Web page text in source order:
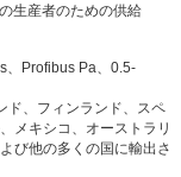
生産者のための供給
、Profibus Pa、0.5-
ド、フィンランド、スペ
メキシコ、オーストラリ
び他の多くの国に輸出さ